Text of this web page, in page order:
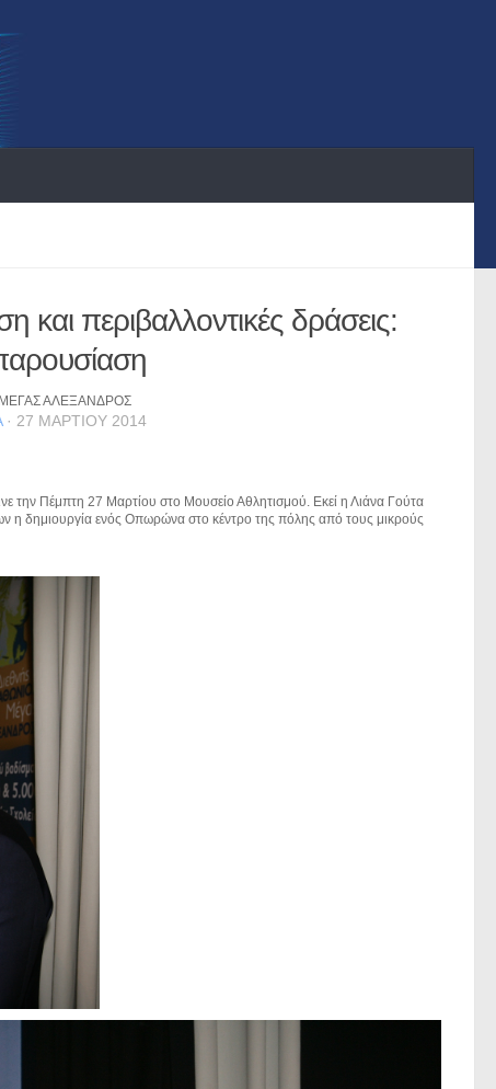
και περιβαλλοντικές δράσεις:
ΜΕΓΑΣ ΑΛΕΞΑΝΔΡΟΣ
· 27 ΜΑΡΤΊΟΥ 2014
Πέμπτη 27 Μαρτίου στο Μουσείο Αθλητισμού. Εκεί η Λιάνα Γούτα
η δημιουργία ενός Οπωρώνα στο κέντρο της πόλης από τους μικρούς